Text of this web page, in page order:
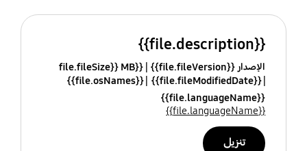
{{file.description}}
الإصدار {{file.fileVersion}}
{{file.fileSize}} MB
{{file.fileModifiedDate}}
{{file.osNames}}
{{file.languageName}}
{{file.languageName}}
تنزيل